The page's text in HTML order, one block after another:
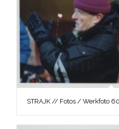
STRAJK // Fotos / Werkfoto 60